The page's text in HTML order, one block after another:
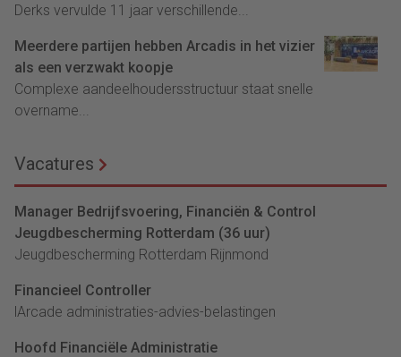
Derks vervulde 11 jaar verschillende...
Meerdere partijen hebben Arcadis in het vizier
als een verzwakt koopje
Complexe aandeelhoudersstructuur staat snelle
overname...
Vacatures
Manager Bedrijfsvoering, Financiën & Control
Jeugdbescherming Rotterdam (36 uur)
Jeugdbescherming Rotterdam Rijnmond
Financieel Controller
lArcade administraties-advies-belastingen
Hoofd Financiële Administratie